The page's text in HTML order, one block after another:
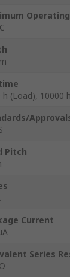
h (Load), 10000
Pitch
Current
Series